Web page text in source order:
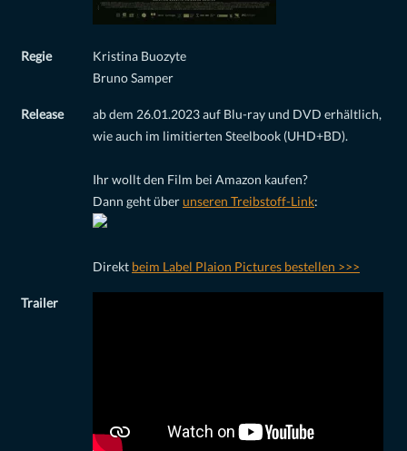
Regie
Kristina Buozyte
Bruno Samper
Release
ab dem 26.01.2023 auf Blu-ray und DVD erhältlich,
wie auch im limitierten Steelbook (UHD+BD).
Ihr wollt den Film bei Amazon kaufen?
Dann geht überunseren Treibstoff-Link:
Direkt beim Label Plaion Pictures bestellen >>>
Trailer